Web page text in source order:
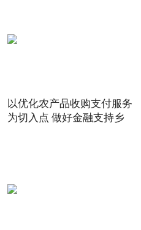
以优化农产品收购支付服务
为切入点 做好金融支持乡